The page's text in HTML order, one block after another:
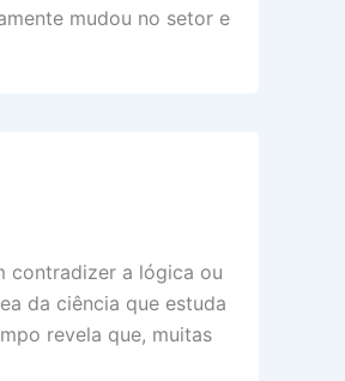
mudou no setor e
contradizer a lógica ou
da ciência que estuda
revela que, muitas